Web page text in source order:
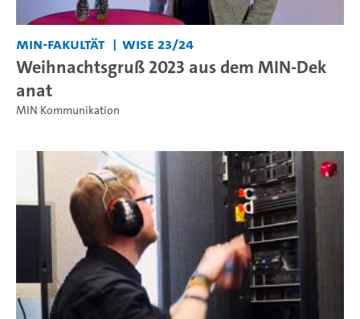
MIN-Fakultät WiSe 23/24
Weihnachtsgruß 2023 aus dem MIN-Dek
anat
MIN Kommunikation